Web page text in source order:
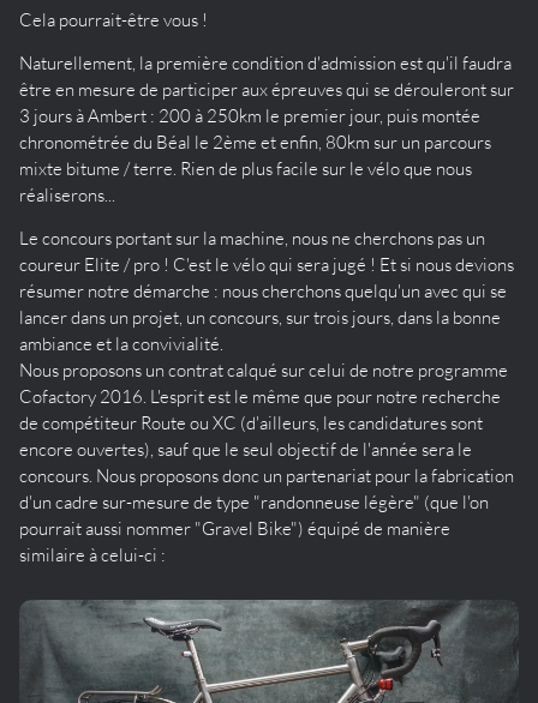
Cela pourrait-être vous !
Naturellement, la première condition d'admission est qu'il faudra
être en mesure de participer aux épreuves qui se dérouleront sur
3 jours à Ambert : 200 à 250km le premier jour, puis montée
chronométrée du Béal le 2ème et enfin, 80km sur un parcours
mixte bitume / terre. Rien de plus facile sur le vélo que nous
réaliserons...
Le concours portant sur la machine, nous ne cherchons pas un
coureur Elite / pro ! C'est le vélo qui sera jugé ! Et si nous devions
résumer notre démarche : nous cherchons quelqu'un avec qui se
lancer dans un projet, un concours, sur trois jours, dans la bonne
ambiance et la convivialité.
Nous proposons un contrat calqué sur celui de notre programme
Cofactory 2016. L'esprit est le même que pour notre recherche
de compétiteur Route ou XC (d'ailleurs, les candidatures sont
encore ouvertes), sauf que le seul objectif de l'année sera le
concours. Nous proposons donc un partenariat pour la fabrication
d'un cadre sur-mesure de type "randonneuse légère" (que l'on
pourrait aussi nommer "Gravel Bike") équipé de manière
similaire à celui-ci :